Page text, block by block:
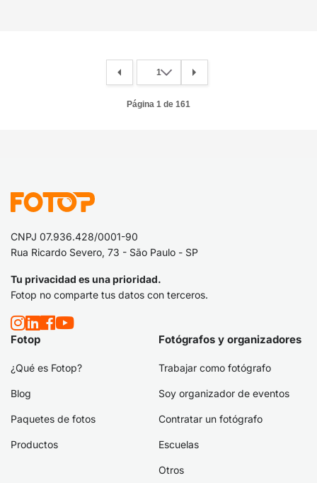
Página 1 de 161
CNPJ 07.936.428/0001-90
Rua Ricardo Severo, 73 - São Paulo - SP
Tu privacidad es una prioridad.
Fotop no comparte tus datos con terceros.
Fotop
¿Qué es Fotop?
Blog
Paquetes de fotos
Productos
Fotógrafos y organizadores
Trabajar como fotógrafo
Soy organizador de eventos
Contratar un fotógrafo
Escuelas
Otros